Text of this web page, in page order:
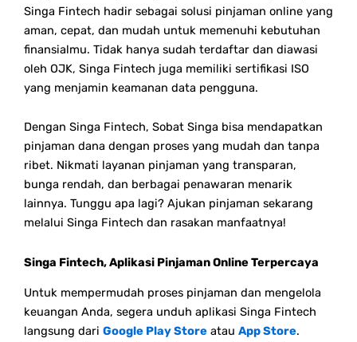
Singa Fintech hadir sebagai solusi pinjaman online yang
aman, cepat, dan mudah untuk memenuhi kebutuhan
finansialmu. Tidak hanya sudah terdaftar dan diawasi
oleh OJK, Singa Fintech juga memiliki sertifikasi ISO
yang menjamin keamanan data pengguna.
Dengan Singa Fintech, Sobat Singa bisa mendapatkan
pinjaman dana dengan proses yang mudah dan tanpa
ribet. Nikmati layanan pinjaman yang transparan,
bunga rendah, dan berbagai penawaran menarik
lainnya. Tunggu apa lagi? Ajukan pinjaman sekarang
melalui Singa Fintech dan rasakan manfaatnya!
Singa Fintech, Aplikasi Pinjaman Online Terpercaya
Untuk mempermudah proses pinjaman dan mengelola
keuangan Anda, segera unduh aplikasi Singa Fintech
langsung dari Google Play Store atau App Store.